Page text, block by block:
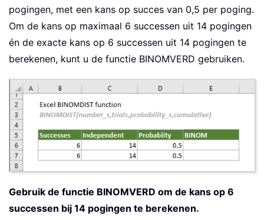
pogingen, met een kans op succes van 0,5 per poging.
Om de kans op maximaal 6 successen uit 14 pogingen
én de exacte kans op 6 successen uit 14 pogingen te
berekenen, kunt u de functie BINOMVERD gebruiken.
Gebruik de functie BINOMVERD om de kans op 6
successen bij 14 pogingen te berekenen.